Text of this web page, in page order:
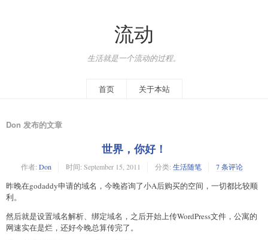
流动
生活就是一个流动的过程。
首页 关于本站
Don 发布的文章
世界，你好！
作者: Don 时间: September 15, 2011 分类: 生活随笔 7 条评论
昨晚在godaddy申请的域名，今晚咨询了小A后购买的空间，一切都比较顺
利。
然后就是设置域名解析、绑定域名，之后开始上传WordPress文件，公寓的
网速实在是烂，还好今晚总算传完了。